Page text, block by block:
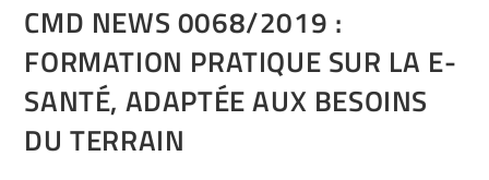
CMD NEWS 0068/2019 :
FORMATION PRATIQUE SUR LA E-
SANTÉ, ADAPTÉE AUX BESOINS
DU TERRAIN